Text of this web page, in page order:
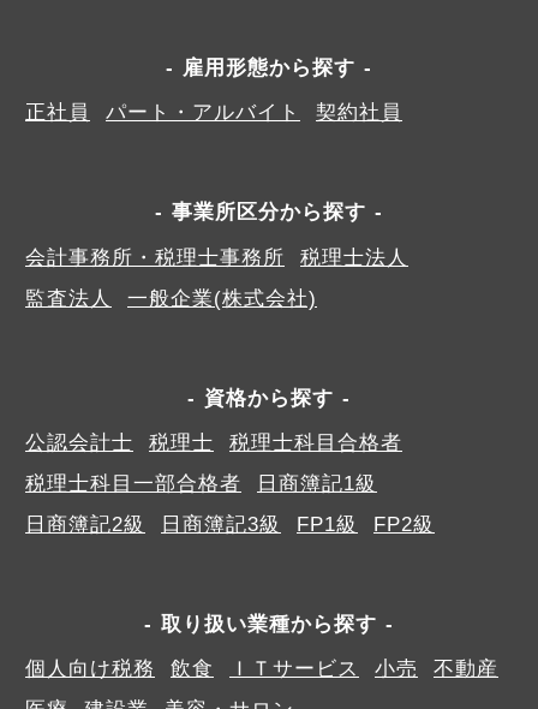
雇用形態から探す
正社員
パート・アルバイト 契約社員
事業所区分から探す
会計事務所・税理士事務所
税理士法人
監査法人
一般企業(株式会社)
資格から探す
公認会計士
税理士
税理士科目合格者
税理士科目一部合格者
日商簿記1級
日商簿記2級
日商簿記3級 FP1級 FP2級
取り扱い業種から探す
個人向け税務
飲食 ＩＴサービス 小売
不動産